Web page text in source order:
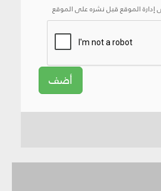
الموقع قبل نشره على الموقع
أضف